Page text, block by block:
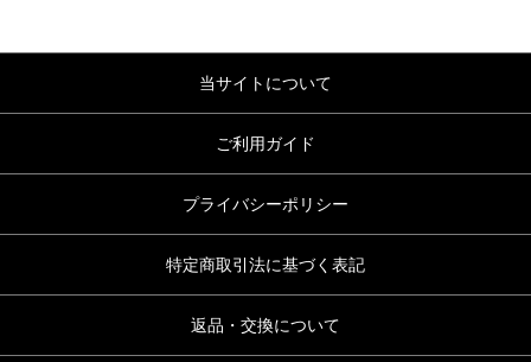
当サイトについて
ご利用ガイド
プライバシーポリシー
特定商取引法に基づく表記
返品・交換について